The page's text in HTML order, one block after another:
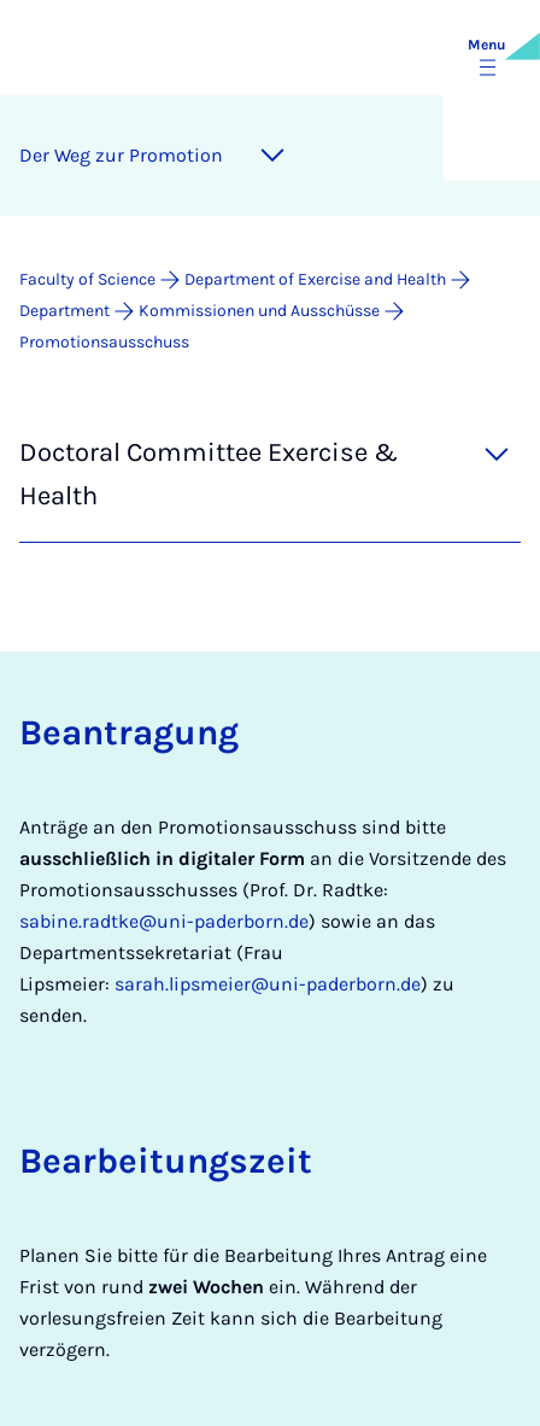
Menu
Der Weg zur Pro­mo­tion
Faculty of Science
Department of Exercise and Health
Department
Kommissionen und Ausschüsse
Promotionsausschuss
Doctoral Committee Exercise &
Health
Bean­tra­gung
Anträge an den Promotionsausschuss sind bitte
ausschließlich in digitaler Form an die Vorsitzende des
Promotionsausschusses (Prof. Dr. Radtke:
sabine.radtke@uni-paderborn.de) sowie an das
Departmentssekretariat (Frau
Lipsmeier: sarah.lipsmeier@uni-paderborn.de) zu
senden.
Bearbei­tung­szeit
Planen Sie bitte für die Bearbeitung Ihres Antrag eine
Frist von rund zwei Wochen ein. Während der
vorlesungsfreien Zeit kann sich die Bearbeitung
verzögern.